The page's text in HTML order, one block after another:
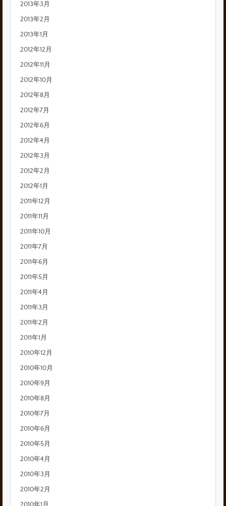
2013年3月
2013年2月
2013年1月
2012年12月
2012年11月
2012年10月
2012年8月
2012年7月
2012年6月
2012年4月
2012年3月
2012年2月
2012年1月
2011年12月
2011年11月
2011年10月
2011年7月
2011年6月
2011年5月
2011年4月
2011年3月
2011年2月
2011年1月
2010年12月
2010年10月
2010年9月
2010年8月
2010年7月
2010年6月
2010年5月
2010年4月
2010年3月
2010年2月
2010年1月